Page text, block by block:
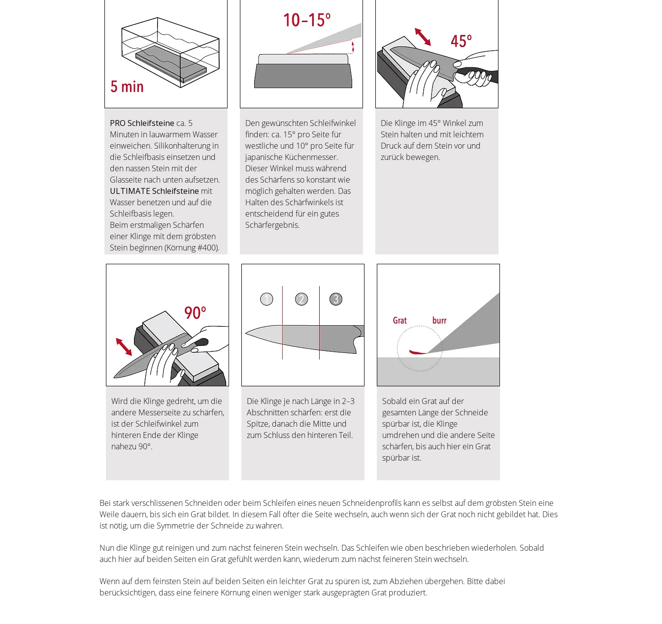
PRO Schleifsteine ca. 5
Minuten in lauwarmem Wasser
einweichen. Silikonhalterung in
die Schleifbasis einsetzen und
den nassen Stein mit der
Glasseite nach unten aufsetzen.
ULTIMATE Schleifsteine mit
Wasser benetzen und auf die
Schleifbasis legen.
Beim erstmaligen Schärfen
einer Klinge mit dem gröbsten
Stein beginnen (Körnung #400).
Den gewünschten Schleifwinkel
finden: ca. 15° pro Seite für
westliche und 10° pro Seite für
japanische Küchenmesser.
Dieser Winkel muss während
des Schärfens so konstant wie
möglich gehalten werden. Das
Halten des Schärfwinkels ist
entscheidend für ein gutes
Schärfergebnis.
Die Klinge im 45° Winkel zum
Stein halten und mit leichtem
Druck auf dem Stein vor und
zurück bewegen.
Wird die Klinge gedreht, um die
andere Messerseite zu schärfen,
ist der Schleifwinkel zum
hinteren Ende der Klinge
nahezu 90°.
Die Klinge je nach Länge in 2–3
Abschnitten schärfen: erst die
Spitze, danach die Mitte und
zum Schluss den hinteren Teil.
Sobald ein Grat auf der
gesamten Länge der Schneide
spürbar ist, die Klinge
umdrehen und die andere Seite
schärfen, bis auch hier ein Grat
spürbar ist.
Bei stark verschlissenen Schneiden oder beim Schleifen eines neuen Schneidenprofils kann es selbst auf dem gröbsten Stein eine
Weile dauern, bis sich ein Grat bildet. In diesem Fall öfter die Seite wechseln, auch wenn sich der Grat noch nicht gebildet hat. Dies
ist nötig, um die Symmetrie der Schneide zu wahren.
Nun die Klinge gut reinigen und zum nächst feineren Stein wechseln. Das Schleifen wie oben beschrieben wiederholen. Sobald
auch hier auf beiden Seiten ein Grat gefühlt werden kann, wiederum zum nächst feineren Stein wechseln.
Wenn auf dem feinsten Stein auf beiden Seiten ein leichter Grat zu spüren ist, zum Abziehen übergehen. Bitte dabei
berücksichtigen, dass eine feinere Körnung einen weniger stark ausgeprägten Grat produziert.